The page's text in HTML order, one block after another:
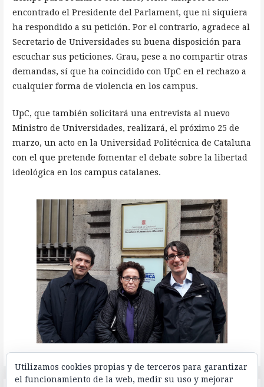
encontrado el Presidente del Parlament, que ni siquiera
ha respondido a su petición. Por el contrario, agradece al
Secretario de Universidades su buena disposición para
escuchar sus peticiones. Grau, pese a no compartir otras
demandas, sí que ha coincidido con UpC en el rechazo a
cualquier forma de violencia en los campus.
UpC, que también solicitará una entrevista al nuevo
Ministro de Universidades, realizará, el próximo 25 de
marzo, un acto en la Universidad Politécnica de Cataluña
con el que pretende fomentar el debate sobre la libertad
ideológica en los campus catalanes.
Utilizamos cookies propias y de terceros para garantizar
el funcionamiento de la web, medir su uso y mejorar